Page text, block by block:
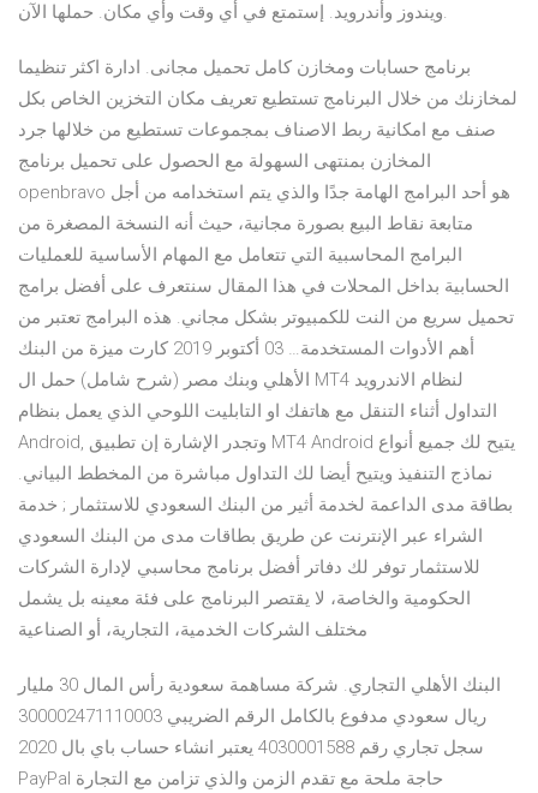
ويندوز وأندرويد. إستمتع في أي وقت وأي مكان. حملها الآن.
برنامج حسابات ومخازن كامل تحميل مجانى. ادارة اكثر تنظيما
لمخازنك من خلال البرنامج تستطيع تعريف مكان التخزين الخاص بكل
صنف مع امكانية ربط الاصناف بمجموعات تستطيع من خلالها جرد
المخازن بمنتهى السهولة مع الحصول على تحميل برنامج
openbravo هو أحد البرامج الهامة جدًا والذي يتم استخدامه من أجل
متابعة نقاط البيع بصورة مجانية، حيث أنه النسخة المصغرة من
البرامج المحاسبية التي تتعامل مع المهام الأساسية للعمليات
الحسابية بداخل المحلات في هذا المقال سنتعرف على أفضل برامج
تحميل سريع من النت للكمبيوتر بشكل مجاني. هذه البرامج تعتبر من
أهم الأدوات المستخدمة… 03 أكتوبر 2019 كارت ميزة من البنك
الأهلي وبنك مصر (شرح شامل) حمل ال MT4 لنظام الاندرويد
التداول أثناء التنقل مع هاتفك او التابليت اللوحي الذي يعمل بنظام
Android, وتجدر الإشارة إن تطبيق MT4 Android يتيح لك جميع أنواع
نماذج التنفيذ ويتيح أيضا لك التداول مباشرة من المخطط البياني.
بطاقة مدى الداعمة لخدمة أثير من البنك السعودي للاستثمار ; خدمة
الشراء عبر الإنترنت عن طريق بطاقات مدى من البنك السعودي
للاستثمار توفر لك دفاتر أفضل برنامج محاسبي لإدارة الشركات
الحكومية والخاصة، لا يقتصر البرنامج على فئة معينه بل يشمل
مختلف الشركات الخدمية، التجارية، أو الصناعية
البنك الأهلي التجاري. شركة مساهمة سعودية رأس المال 30 مليار
ريال سعودي مدفوع بالكامل الرقم الضريبي 300002471110003
سجل تجاري رقم 4030001588 يعتبر انشاء حساب باي بال 2020
PayPal حاجة ملحة مع تقدم الزمن والذي تزامن مع التجارة